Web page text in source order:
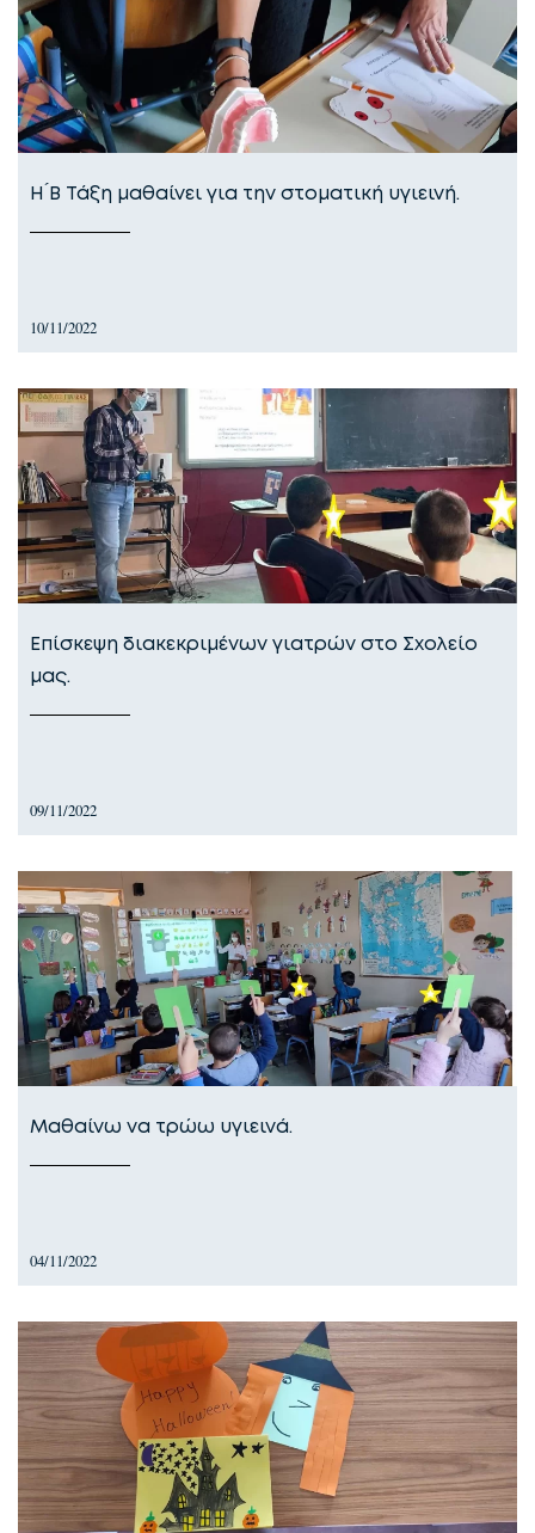
Η ́Β Τάξη μαθαίνει για την στοματική υγιεινή.
10/11/2022
Επίσκεψη διακεκριμένων γιατρών στο Σχολείο
μας.
09/11/2022
Μαθαίνω να τρώω υγιεινά.
04/11/2022